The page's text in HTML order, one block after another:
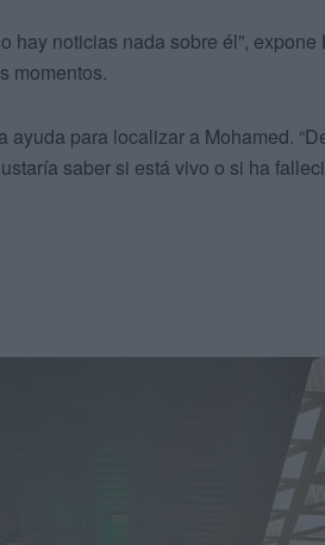
hay noticias nada sobre él”,
momentos.
ayuda para localizar a Mohamed.
saber si está vivo o si ha